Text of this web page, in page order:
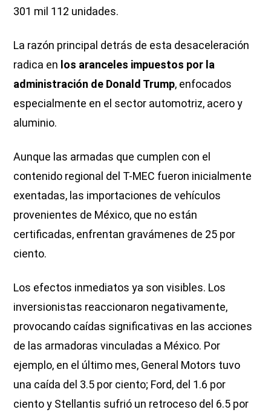
301 mil 112 unidades.
La razón principal detrás de esta desaceleración
radica en los aranceles impuestos por la
administración de Donald Trump, enfocados
especialmente en el sector automotriz, acero y
aluminio.
Aunque las armadas que cumplen con el
contenido regional del T-MEC fueron inicialmente
exentadas, las importaciones de vehículos
provenientes de México, que no están
certificadas, enfrentan gravámenes de 25 por
ciento.
Los efectos inmediatos ya son visibles. Los
inversionistas reaccionaron negativamente,
provocando caídas significativas en las acciones
de las armadoras vinculadas a México. Por
ejemplo, en el último mes, General Motors tuvo
una caída del 3.5 por ciento; Ford, del 1.6 por
ciento y Stellantis sufrió un retroceso del 6.5 por